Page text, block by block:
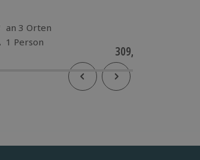
an 3 Orten
1 Person
309,90 €